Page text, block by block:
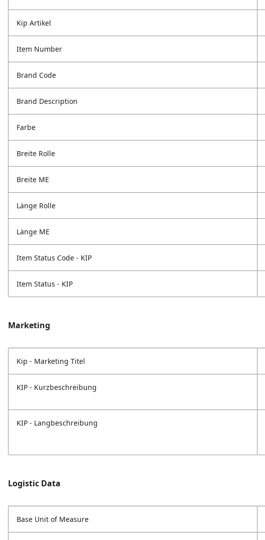
Kip Artikel
Item Number
Brand Code
Brand Description
Farbe
Breite Rolle
Breite ME
Länge Rolle
Länge ME
Item Status Code - KIP
Item Status - KIP
Marketing
Kip - Marketing Titel
KIP - Kurzbeschreibung
KIP - Langbeschreibung
Logistic Data
Base Unit of Measure